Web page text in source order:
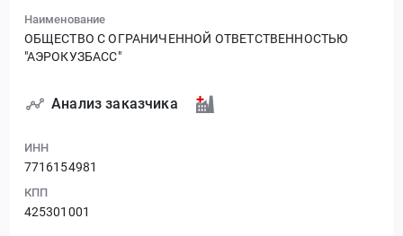
Наименование
ОБЩЕСТВО С ОГРАНИЧЕННОЙ ОТВЕТСТВЕННОСТЬЮ
"АЭРОКУЗБАСС"
Анализ заказчика
ИНН
7716154981
КПП
425301001